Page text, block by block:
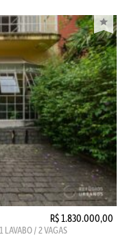
R$ 1.830.000,00
LAVABO / 2 VAGAS